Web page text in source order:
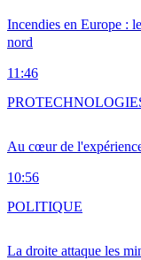
Incendies en Europe :
nord
11:46
Au cœur de
10:56
PRO
La droite attaque les
POLITIQUE